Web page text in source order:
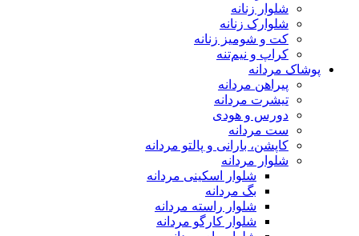
شلوار زنانه
شلوارک زنانه
کت و شومیز زنانه
کراپ و نیم‌تنه
پوشاک مردانه
پیراهن مردانه
تیشرت مردانه
دورس و هودی
ست مردانه
کاپشن، بارانی و پالتو مردانه
شلوار مردانه
شلوار اسکینی مردانه
بگ مردانه
شلوار راسته مردانه
شلوار کارگو مردانه